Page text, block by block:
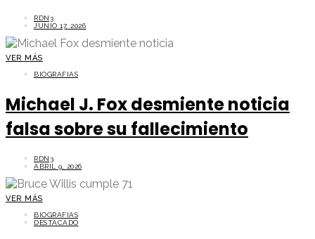
RDN3
JUNIO 17, 2026
VER MÁS
BIOGRAFIAS
Michael J. Fox desmiente noticia
falsa sobre su fallecimiento
RDN3
ABRIL 9, 2026
VER MÁS
BIOGRAFIAS
DESTACADO